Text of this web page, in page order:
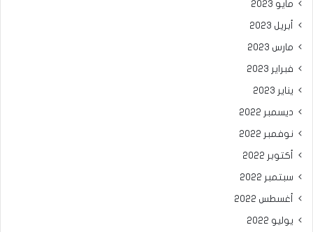
مايو 2023
أبريل 2023
مارس 2023
فبراير 2023
يناير 2023
ديسمبر 2022
نوفمبر 2022
أكتوبر 2022
سبتمبر 2022
أغسطس 2022
يوليو 2022